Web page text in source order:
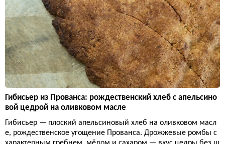
Гибисьер из Прованса: рождественский хлеб с апельсино
вой цедрой на оливковом масле
Гибисьер — плоский апельсиновый хлеб на оливковом масл
е, рождественское угощение Прованса. Дрожжевые ромбы с